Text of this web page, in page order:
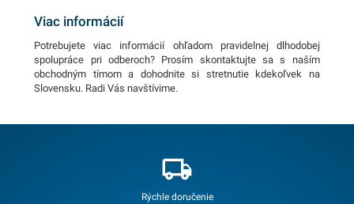
Viac informácií
Potrebujete viac informácií ohľadom pravidelnej dlhodobej
spolupráce pri odberoch? Prosím skontaktujte sa s naším
obchodným tímom a dohodnite si stretnutie kdekoľvek na
Slovensku. Radi Vás navštívime.
Rýchle doručenie